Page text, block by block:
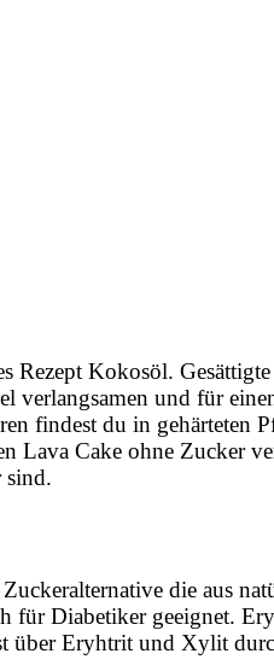
Rezept Kokosöl. Gesättigte
verlangsamen und für
findest du in gehärteten
Lava Cake ohne Zucker
sind.
die aus
für Diabetiker geeignet.
über Eryhtrit und Xylit